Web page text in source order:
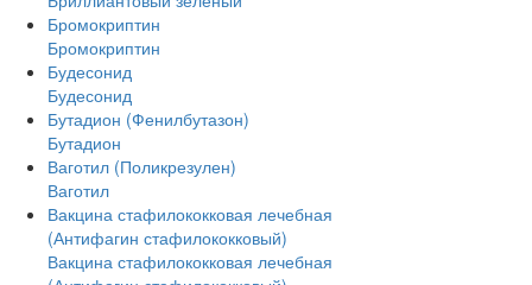
Бромокриптин
Бромокриптин
Будесонид
Будесонид
Бутадион (Фенилбутазон)
Бутадион
Ваготил (Поликрезулен)
Ваготил
Вакцина стафилококковая лечебная
(Антифагин стафилококковый)
Вакцина стафилококковая лечебная